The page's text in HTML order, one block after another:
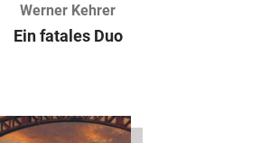
Werner Kehrer
Ein fatales Duo